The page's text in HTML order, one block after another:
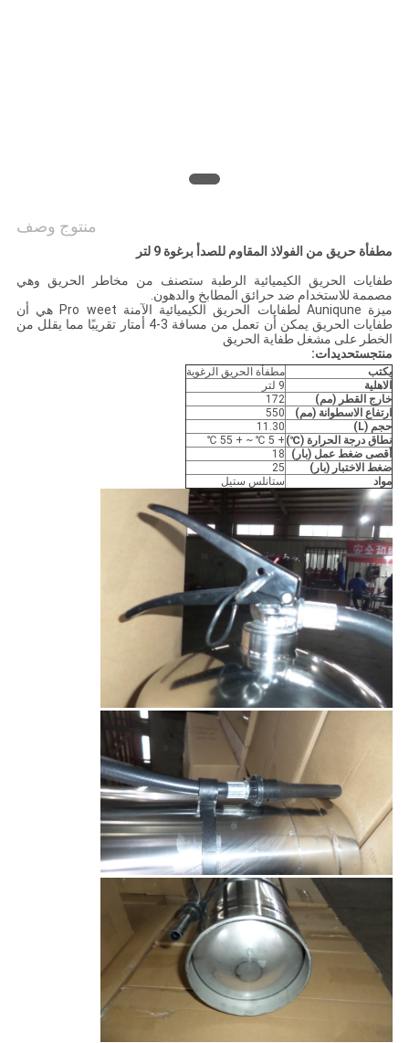
منتوج وصف
مطفأة حريق من الفولاذ المقاوم للصدأ برغوة 9 لتر
طفايات الحريق الكيميائية الرطبة ستصنف من مخاطر الحريق وهي
مصممة للاستخدام ضد حرائق المطابخ والدهون.
ميزة Auniqune لطفايات الحريق الكيميائية الآمنة Pro weet هي أن
طفايات الحريق يمكن أن تعمل من مسافة 3-4 أمتار تقريبًا مما يقلل من
الخطر على مشغل طفاية الحريق
منتجستحديدات:
يكتب
مطفأة الحريق الرغوية
الاهلية
9 لتر
خارج القطر (مم)
172
ارتفاع الاسطوانة (مم)
550
حجم (L)
11.30
نطاق درجة الحرارة (℃) + 5 ℃ ~ + 55 ℃
أقصى ضغط عمل (بار)
18
ضغط الاختبار (بار)
25
مواد
ستانلس ستيل